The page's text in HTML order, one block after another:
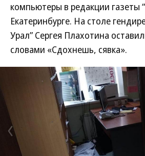
компьютеры в редакции газеты
Екатеринбурге. На столе
Урал” Сергея Плахотина
словами «Сдохнешь, сявка».